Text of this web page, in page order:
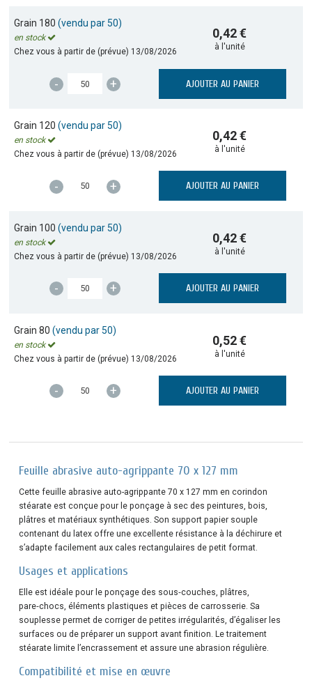
Grain 180(vendu par 50)
en stock
Chez vous à partir de (prévue) 13/08/2026
0,42 €
à l'unité
- + AJOUTER AU PANIER
Grain 120(vendu par 50)
en stock
Chez vous à partir de (prévue) 13/08/2026
0,42 €
à l'unité
- + AJOUTER AU PANIER
Grain 100(vendu par 50)
en stock
Chez vous à partir de (prévue) 13/08/2026
0,42 €
à l'unité
- + AJOUTER AU PANIER
Grain 80(vendu par 50)
en stock
Chez vous à partir de (prévue) 13/08/2026
0,52 €
à l'unité
- + AJOUTER AU PANIER
Feuille abrasive auto-agrippante 70 x 127 mm
Cette feuille abrasive auto-agrippante 70 x 127 mm en corindon
stéarate est conçue pour le ponçage à sec des peintures, bois,
plâtres et matériaux synthétiques. Son support papier souple
contenant du latex offre une excellente résistance à la déchirure et
s’adapte facilement aux cales rectangulaires de petit format.
Usages et applications
Elle est idéale pour le ponçage des sous‑couches, plâtres,
pare‑chocs, éléments plastiques et pièces de carrosserie. Sa
souplesse permet de corriger de petites irrégularités, d’égaliser les
surfaces ou de préparer un support avant finition. Le traitement
stéarate limite l’encrassement et assure une abrasion régulière.
Compatibilité et mise en œuvre